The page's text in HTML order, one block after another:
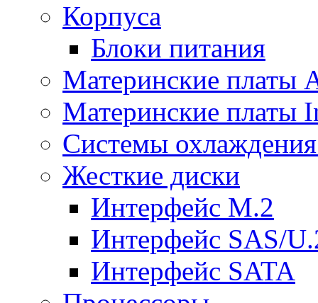
Корпуса
Блоки питания
Материнские платы
Материнские платы
Системы
Жесткие диски
Интерфейс M.2
Интерфейс SAS/
Интерфейс SATA